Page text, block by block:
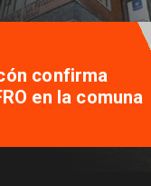
confirma
en la comuna